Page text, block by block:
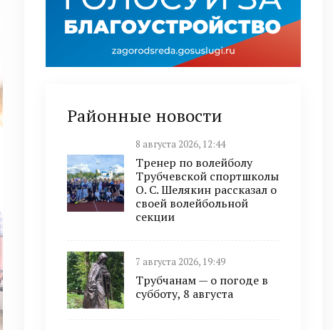
Районные новости
8 августа 2026, 12:44
Тренер по волейболу
Трубчевской спортшколы
О. С. Шелякин рассказал о
своей волейбольной
секции
7 августа 2026, 19:49
Трубчанам — о погоде в
субботу, 8 августа